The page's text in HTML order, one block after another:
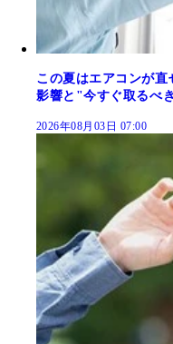
この夏はエアコンが
影響と"今すぐ取るべ
2026年08月03日 07:00